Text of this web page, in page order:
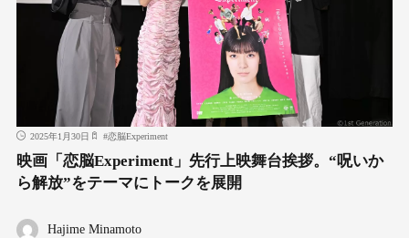
2025年1月30日 #恋脳Experiment
映画「恋脳Experiment」先行上映舞台挨拶。“呪いか
ら解放”をテーマにトークを展開
Hajime Minamoto